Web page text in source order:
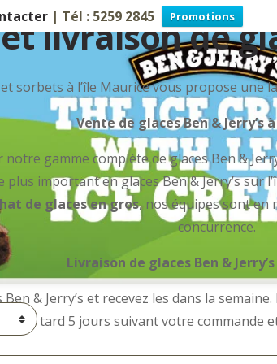
| Tél : 5259 2845 Promotions
livraison de
sorbets à l’île Maurice vous propose une
Vente de glaces Ben & Jerry’s
gamme complète de glaces Ben &
plus important en glaces Ben & Jerry’s
de glaces en gros, nos équipes sont en
concurrence.
Livraison de glaces Ben &
Ben & Jerry’s et recevez les dans la
plus tard 5 jours suivant votre commande
Accueil Ben &